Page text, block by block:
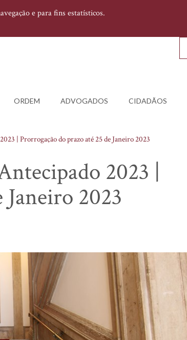
e para fins estatísticos.
ORDEM ADVOGADOS CIDADÃOS
| Prorrogação do prazo até 25 de Janeiro 2023
2023 |
2023